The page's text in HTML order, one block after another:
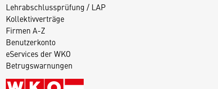
Lehrabschlussprüfung / LAP
Kollektivverträge
Firmen A-Z
Benutzerkonto
eServices der WKO
Betrugswarnungen